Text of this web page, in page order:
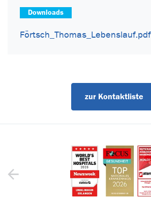
Downloads
Förtsch_Thomas_Lebenslauf.pdf
zur Kontaktliste